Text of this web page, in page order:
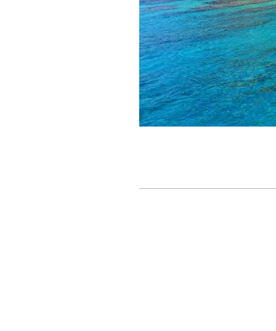
験が浅い方については、条件付きでの
きますので、ご不安のある方は事前にご
7.器材やスーツのレンタル
ホエールスイム参加時に使用する器材
承諾しました。
ホエールスイムは、通常のスノーケリン
流れのある海上で、船上からエントリー
参加者はこれらのリスクを理解し、傷害